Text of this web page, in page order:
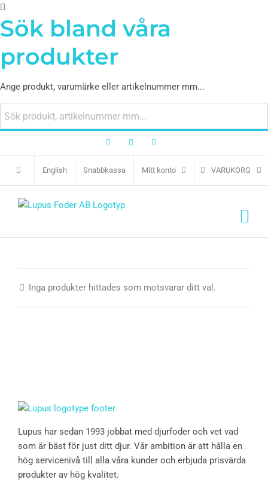
Sök bland våra
produkter
Ange produkt, varumärke eller artikelnummer mm...
FacebookTwitter
English Snabbkassa Mitt konto VARUKORG
Inga produkter hittades som motsvarar ditt val.
Lupus har sedan 1993 jobbat med djurfoder och vet vad
som är bäst för just ditt djur. Vår ambition är att hålla en
hög servicenivå till alla våra kunder och erbjuda prisvärda
produkter av hög kvalitet.